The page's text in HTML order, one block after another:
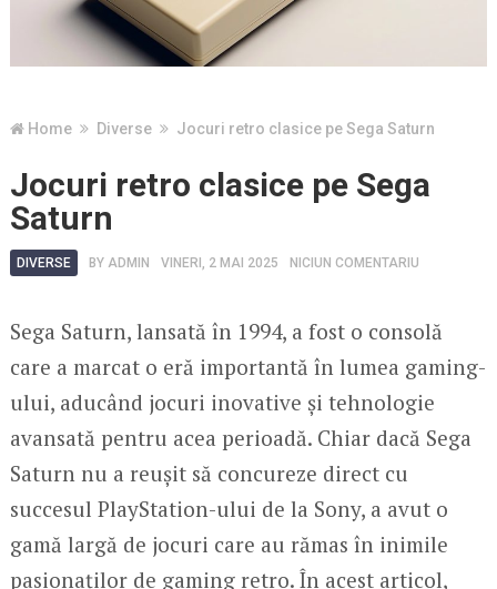
Home Diverse Jocuri retro clasice pe Sega Saturn
Jocuri retro clasice pe Sega
Saturn
DIVERSE BY ADMIN VINERI, 2 MAI 2025 NICIUN COMENTARIU
Sega Saturn, lansată în 1994, a fost o consolă
care a marcat o eră importantă în lumea gaming-
ului, aducând jocuri inovative și tehnologie
avansată pentru acea perioadă. Chiar dacă Sega
Saturn nu a reușit să concureze direct cu
succesul PlayStation-ului de la Sony, a avut o
gamă largă de jocuri care au rămas în inimile
pasionaților de gaming retro. În acest articol,